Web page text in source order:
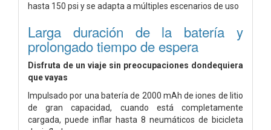
hasta 150 psi y se adapta a múltiples escenarios de uso
Larga duración de la batería y
prolongado tiempo de espera
Disfruta de un viaje sin preocupaciones dondequiera
que vayas
Impulsado por una batería de 2000 mAh de iones de litio
de gran capacidad, cuando está completamente
cargada, puede inflar hasta 8 neumáticos de bicicleta